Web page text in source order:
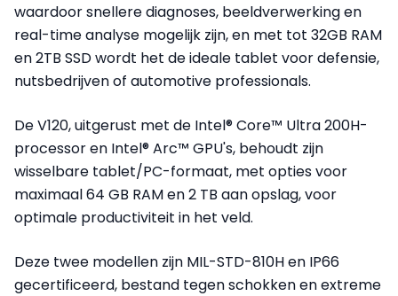
waardoor snellere diagnoses, beeldverwerking en
real-time analyse mogelijk zijn, en met tot 32GB RAM
en 2TB SSD wordt het de ideale tablet voor defensie,
nutsbedrijven of automotive professionals.
De V120, uitgerust met de Intel® Core™ Ultra 200H-
processor en Intel® Arc™ GPU's, behoudt zijn
wisselbare tablet/PC-formaat, met opties voor
maximaal 64 GB RAM en 2 TB aan opslag, voor
optimale productiviteit in het veld.
Deze twee modellen zijn MIL-STD-810H en IP66
gecertificeerd, bestand tegen schokken en extreme